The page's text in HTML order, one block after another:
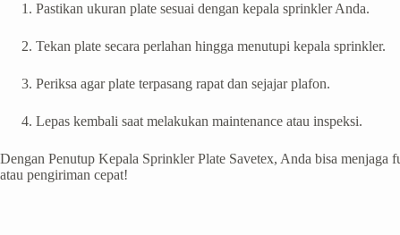
Pastikan ukuran plate sesuai dengan kepala sprinkler Anda.
Tekan plate secara perlahan hingga menutupi kepala sprinkler.
Periksa agar plate terpasang rapat dan sejajar plafon.
Lepas kembali saat melakukan maintenance atau inspeksi.
Dengan Penutup Kepala Sprinkler Plate Savetex, Anda bisa menjaga
atau pengiriman cepat!